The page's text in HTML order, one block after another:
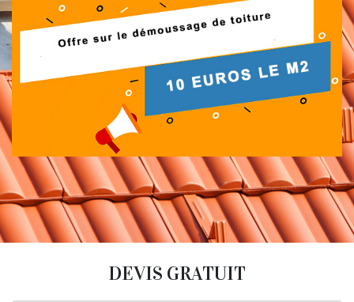
DEVIS GRATUIT